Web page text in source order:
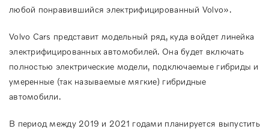
любой понравившийся электрифицированный Volvo».
Volvo Cars представит модельный ряд, куда войдет линейка
электрифицированных автомобилей. Она будет включать
полностью электрические модели, подключаемые гибриды и
умеренные (так называемые мягкие) гибридные
автомобили.
В период между 2019 и 2021 годами планируется выпустить